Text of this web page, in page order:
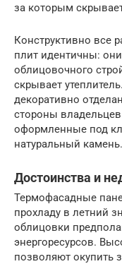
за которым
Конструктивно все
плит идентичны:
облицовочного
скрывает
декоративно
стороны
оформленные под
натуральный камень.
Достоинства и
Термофасадные
прохладу в летний
облицовки
энергоресурсов.
позволяют окупить